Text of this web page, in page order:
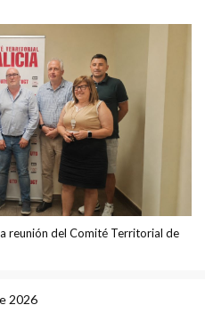
reunión del Comité Territorial de
2026